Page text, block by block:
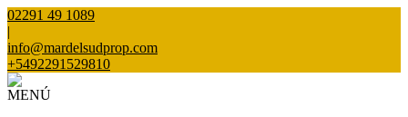
02291 49 1089
|
info@mardelsudprop.com
+5492291529810
MENÚ